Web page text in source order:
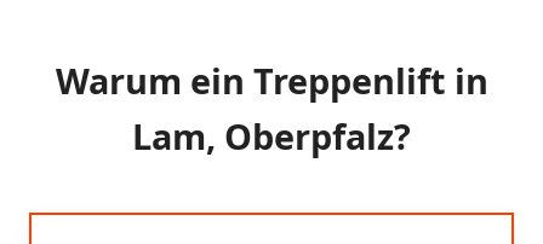
Warum ein Treppenlift in
Lam, Oberpfalz?